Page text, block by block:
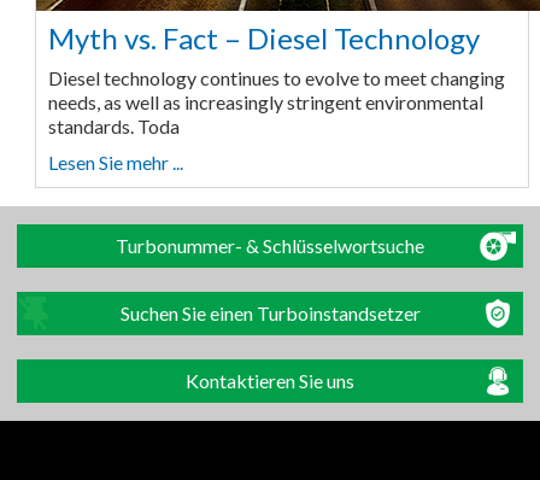
Myth vs. Fact – Diesel Technology
Diesel technology continues to evolve to meet changing
needs, as well as increasingly stringent environmental
standards. Toda
Lesen Sie mehr ...
Turbonummer- & Schlüsselwortsuche
Suchen Sie einen Turboinstandsetzer
Kontaktieren Sie uns